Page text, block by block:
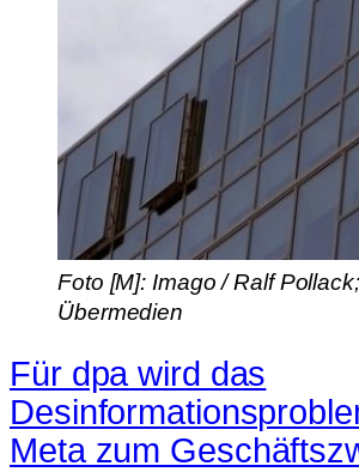
Foto [M]: Imago / Ralf
Übermedien
Für dpa wird das
Meta zum